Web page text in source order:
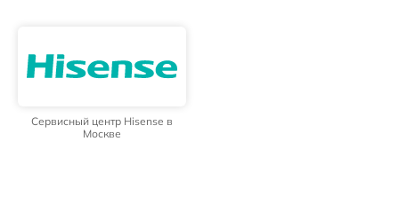
Сервисный центр Hisense в
Москве